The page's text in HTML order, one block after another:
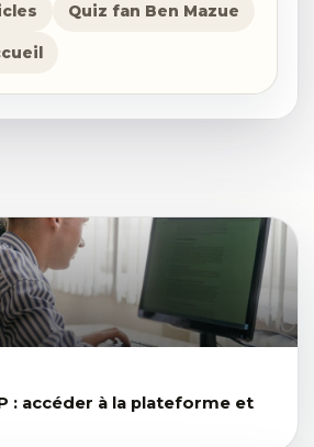
Quiz fan Ben Mazue
: accéder à la plateforme et